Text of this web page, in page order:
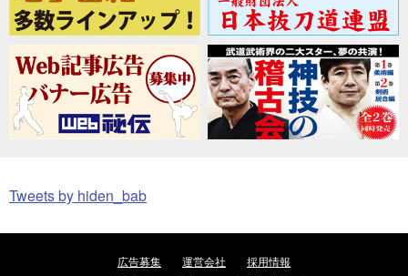
Tweets by hiden_bab
広告募集 運営会社
採用情報